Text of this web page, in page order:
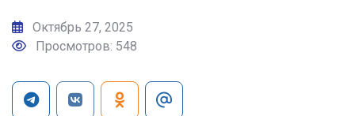
Октябрь 27, 2025
Просмотров: 548